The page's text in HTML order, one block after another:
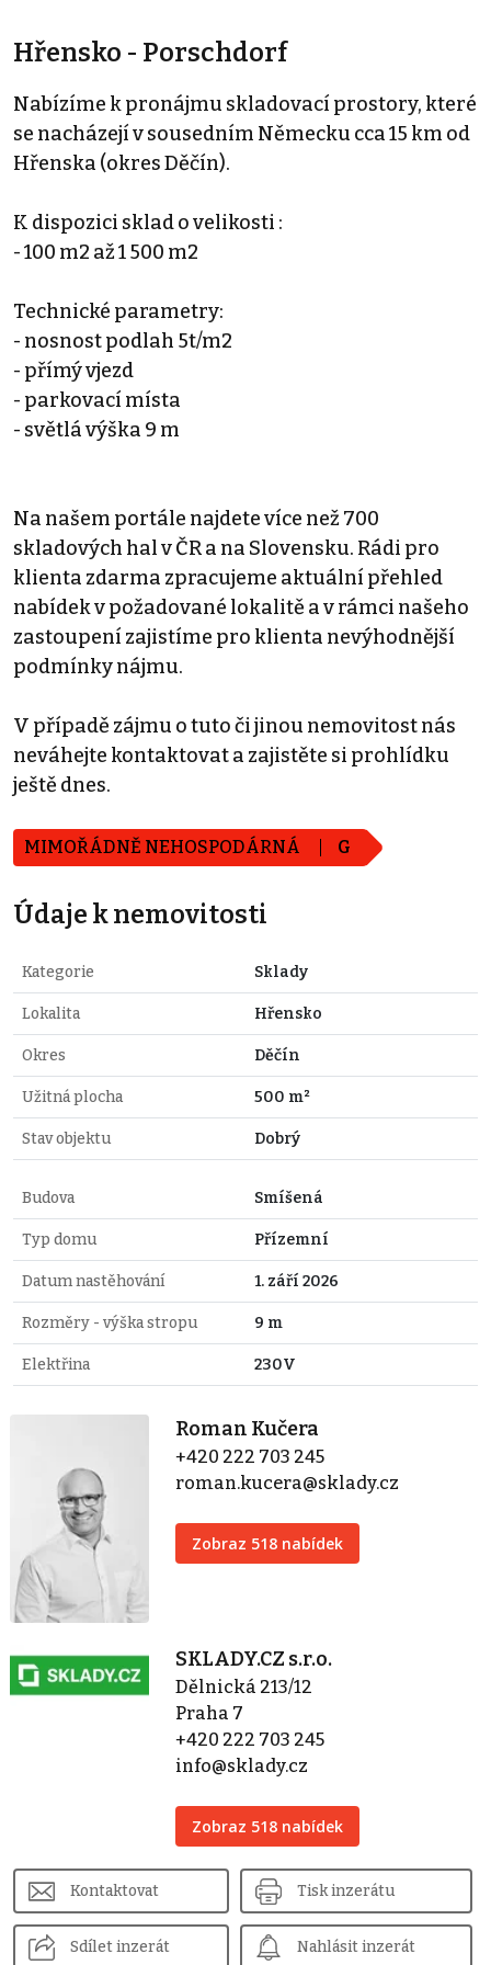
Hřensko - Porschdorf
Nabízíme k pronájmu skladovací prostory, které
se nacházejí v sousedním Německu cca 15 km od
Hřenska (okres Děčín).
K dispozici sklad o velikosti :
- 100 m2 až 1 500 m2
Technické parametry:
- nosnost podlah 5t/m2
- přímý vjezd
- parkovací místa
- světlá výška 9 m
Na našem portále najdete více než 700
skladových hal v ČR a na Slovensku. Rádi pro
klienta zdarma zpracujeme aktuální přehled
nabídek v požadované lokalitě a v rámci našeho
zastoupení zajistíme pro klienta nevýhodnější
podmínky nájmu.
V případě zájmu o tuto či jinou nemovitost nás
neváhejte kontaktovat a zajistěte si prohlídku
ještě dnes.
MIMOŘÁDNĚ NEHOSPODÁRNÁ G
Údaje k nemovitosti
Kategorie Sklady
Lokalita Hřensko
Okres Děčín
Užitná plocha 500 m²
Stav objektu Dobrý
Budova Smíšená
Typ domu Přízemní
Datum nastěhování 1. září 2026
Rozměry - výška stropu 9 m
Elektřina 230V
Roman Kučera
+420 222 703 245
roman.kucera@sklady.cz
Zobraz 518 nabídek
SKLADY.CZ s.r.o.
Dělnická 213/12
Praha 7
+420 222 703 245
info@sklady.cz
Zobraz 518 nabídek
Kontaktovat Tisk inzerátu
Sdílet inzerát Nahlásit inzerát